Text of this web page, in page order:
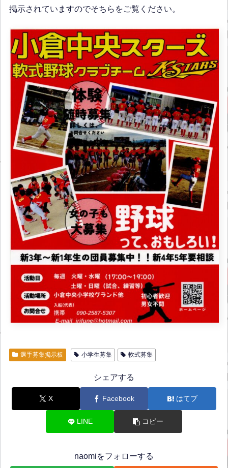
掲示されていますのでそちらをご覧ください。
選手募集掲示板 小学生募集 軟式募集
シェアする
X Facebook はてブ
LINE コピー
naomiをフォローする